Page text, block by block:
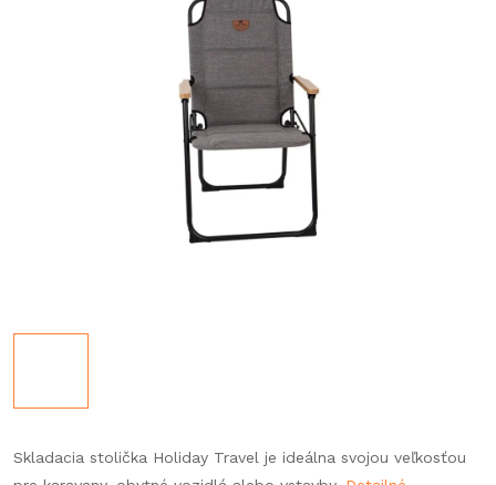
Skladacia stolička Holiday Travel je ideálna svojou veľkosťou